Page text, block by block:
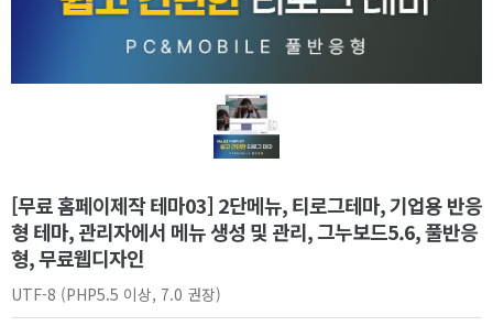
[무료 홈페이제작 테마03] 2단메뉴, 티로그테마, 기업용 반응
형 테마, 관리자에서 메뉴 생성 및 관리, 그누보드5.6, 풀반응
형, 무료웹디자인
UTF-8 (PHP5.5 이상, 7.0 권장)